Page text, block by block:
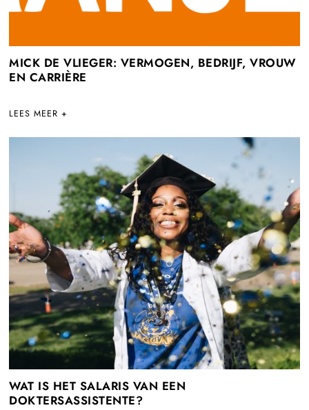
MICK DE VLIEGER: VERMOGEN, BEDRIJF, VROUW
EN CARRIÈRE
LEES MEER +
WAT IS HET SALARIS VAN EEN
DOKTERSASSISTENTE?